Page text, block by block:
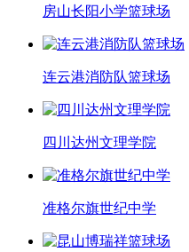
房山长阳小学篮球场
连云港消防队篮球场
四川达州文理学院
准格尔旗世纪中学